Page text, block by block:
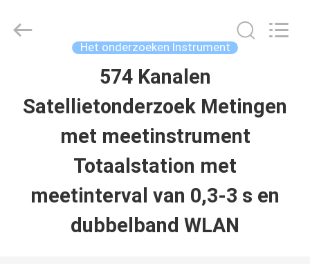
PRODUCTEN
ONGEVEER
ONS
Instrument
Het onderzoeken Instrument
574 Kanalen
Satellietonderzoek Metingen
met meetinstrument
Totaalstation met
meetinterval van 0,3-3 s en
dubbelband WLAN